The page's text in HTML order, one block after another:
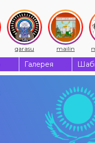
qarasu mailin
Галерея